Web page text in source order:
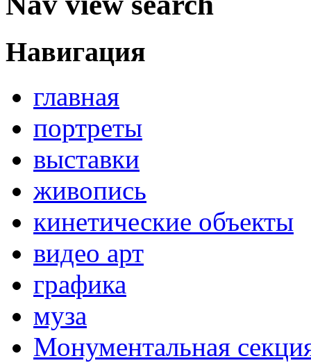
Навигация
главная
портреты
выставки
живопись
кинетические объекты
видео арт
графика
муза
Монументальная